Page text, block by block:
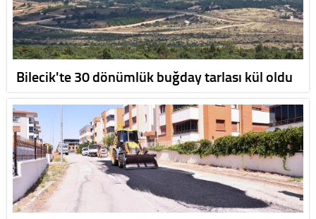
Bilecik'te 30 dönümlük buğday tarlası kül oldu